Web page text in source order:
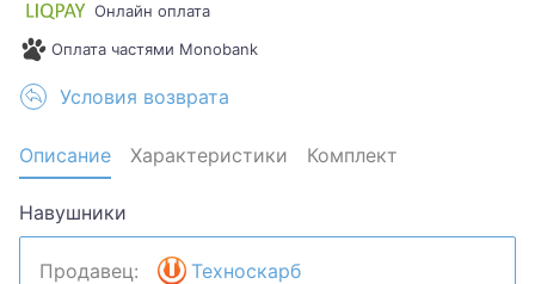
Онлайн оплата
Оплата частями Monobank
Условия возврата
Описание Характеристики Комплект
Навушники
Продавец:
Техноскарб